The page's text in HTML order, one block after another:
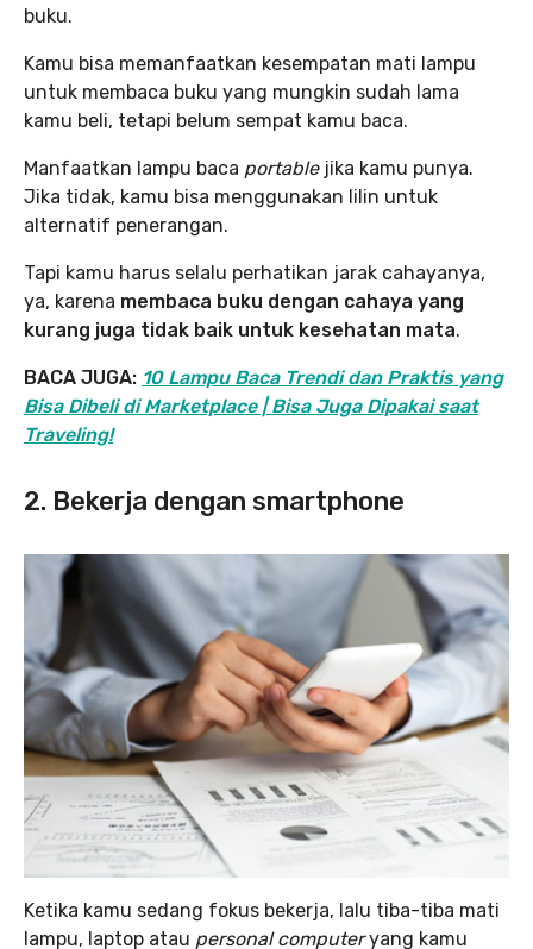
buku.
Kamu bisa memanfaatkan kesempatan mati lampu
untuk membaca buku yang mungkin sudah lama
kamu beli, tetapi belum sempat kamu baca.
Manfaatkan lampu baca portablejika kamu punya.
Jika tidak, kamu bisa menggunakan lilin untuk
alternatif penerangan.
Tapi kamu harus selalu perhatikan jarak cahayanya,
ya, karena membaca buku dengan cahaya yang
kurang juga tidak baik untuk kesehatan mata.
BACA JUGA: 10 Lampu Baca Trendi dan Praktis yang
Bisa Dibeli di Marketplace | Bisa Juga Dipakai saat
Traveling!
2. Bekerja dengan smartphone
Ketika kamu sedang fokus bekerja, lalu tiba-tiba mati
lampu, laptop atau personal computeryang kamu